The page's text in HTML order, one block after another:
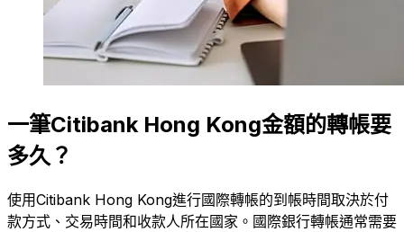
一筆Citibank Hong Kong金額的轉帳要
多久？
使用Citibank Hong Kong進行國際轉帳的到帳時間取決於付
款方式、交易時間和收款人所在國家。國際銀行轉帳通常需要